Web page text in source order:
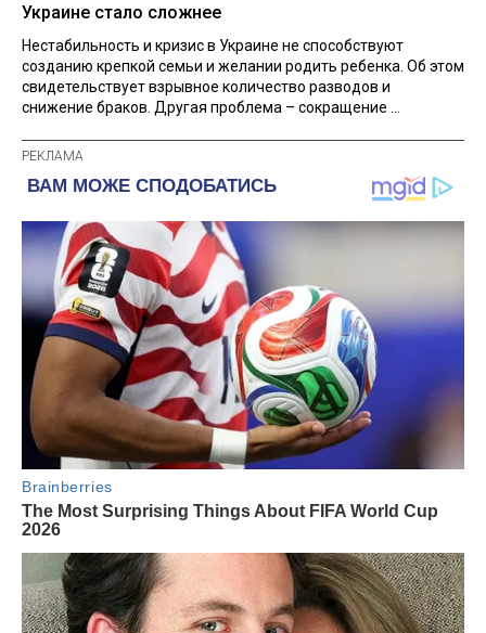
Украине стало сложнее
Нестабильность и кризис в Украине не способствуют
созданию крепкой семьи и желании родить ребенка. Об этом
свидетельствует взрывное количество разводов и
снижение браков. Другая проблема – сокращение ...